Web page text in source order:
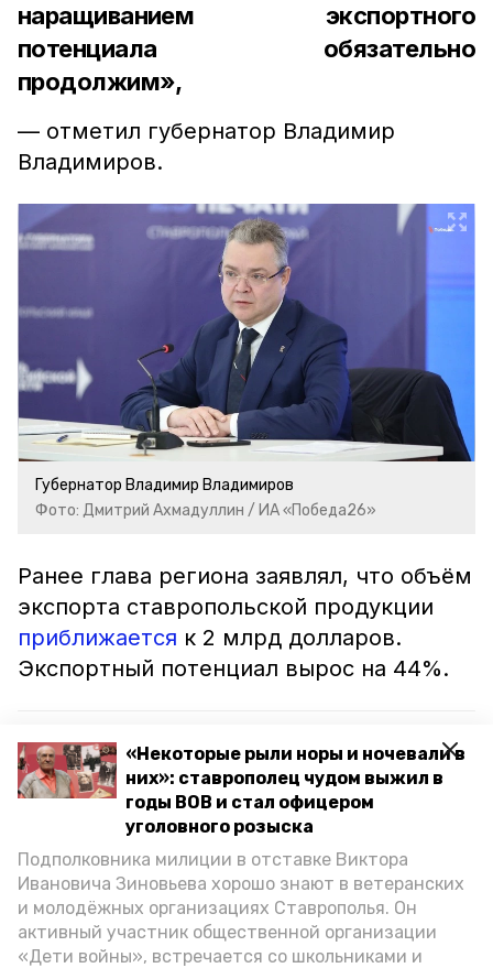
«Некоторые рыли норы и ночевали в
них»: ставрополец чудом выжил в
годы ВОВ и стал офицером
уголовного розыска
Подполковника милиции в отставке Виктора
Ивановича Зиновьева хорошо знают в ветеранских
и молодёжных организациях Ставрополья. Он
активный участник общественной организации
«Дети войны», встречается со школьниками и
наращиванием экспортного
потенциала обязательно
продолжим»,
— отметил губернатор Владимир
Владимиров.
Губернатор Владимир Владимиров
Фото: Дмитрий Ахмадуллин / ИА «Победа26»
Ранее глава региона заявлял, что объём
экспорта ставропольской продукции
приближается к 2 млрд долларов.
Экспортный потенциал вырос на 44%.
Читайте также:
Ставрополье нарастило экспорт зерновой
продукции
продукции в Азербайджан
Экспорт мяса птицы со Ставрополья увеличился
на 2%